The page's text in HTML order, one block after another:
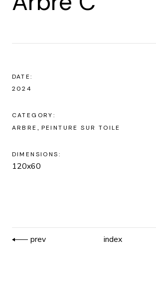
DATE:
2024
CATEGORY:
ARBRE
PEINTURE SUR TOILE
DIMENSIONS:
120x60
prev index